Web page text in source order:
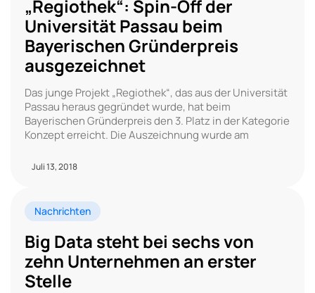
„Regiothek“: Spin-Off der
Universität Passau beim
Bayerischen Gründerpreis
ausgezeichnet
Das junge Projekt „Regiothek“, das aus der Universität
Passau heraus gegründet wurde, hat beim
Bayerischen Gründerpreis den 3. Platz in der Kategorie
Konzept erreicht. Die Auszeichnung wurde am
Juli 13, 2018
Nachrichten
Big Data steht bei sechs von
zehn Unternehmen an erster
Stelle